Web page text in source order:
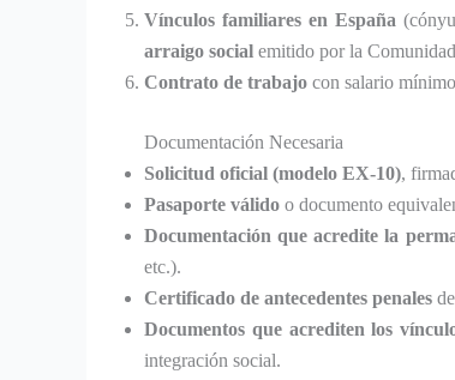
Vínculos familiares en España
arraigo social emitido por la
Contrato de trabajo con salario
Documentación Necesaria
Solicitud oficial (modelo EX-10),
Pasaporte válido o documento
Documentación que acredite la
etc.).
Certificado de antecedentes penales
Documentos que acrediten los
integración social.